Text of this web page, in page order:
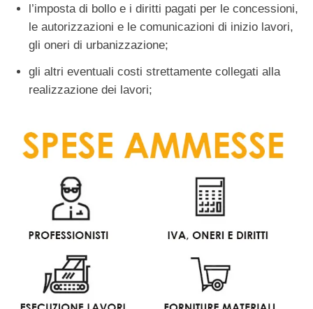
l’imposta di bollo e i diritti pagati per le concessioni,
le autorizzazioni e le comunicazioni di inizio lavori,
gli oneri di urbanizzazione;
gli altri eventuali costi strettamente collegati alla
realizzazione dei lavori;